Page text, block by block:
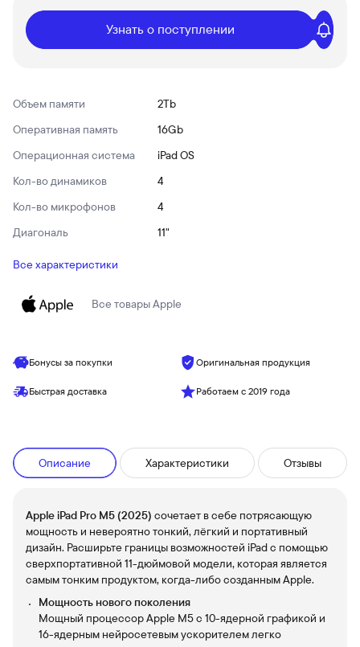
Узнать о поступлении
Объем памяти
2Tb
Оперативная память
16Gb
Операционная система
iPad OS
Кол-во динамиков
4
Кол-во микрофонов
4
Диагональ
11"
Все характеристики
Все товарыApple
Бонусы за покупки Оригинальная продукция
Быстрая доставка Работаем с 2019 года
Описание Характеристики Отзывы
Apple iPad Pro M5 (2025) сочетает в себе потрясающую
мощность и невероятно тонкий, лёгкий и портативный
дизайн. Расширьте границы возможностей iPad с помощью
сверхпортативной 11-дюймовой модели, которая является
самым тонким продуктом, когда-либо созданным Apple.
Мощность нового поколения
Мощный процессор Apple M5 с 10-ядерной графикой и
16-ядерным нейросетевым ускорителем легко